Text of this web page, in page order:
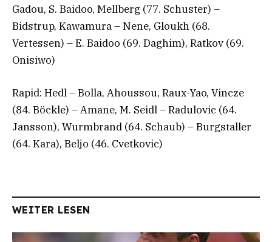
Gadou, S. Baidoo, Mellberg (77. Schuster) –
Bidstrup, Kawamura – Nene, Gloukh (68.
Vertessen) – E. Baidoo (69. Daghim), Ratkov (69.
Onisiwo)
Rapid: Hedl – Bolla, Ahoussou, Raux-Yao, Vincze
(84. Böckle) – Amane, M. Seidl – Radulovic (64.
Jansson), Wurmbrand (64. Schaub) – Burgstaller
(64. Kara), Beljo (46. Cvetkovic)
WEITER LESEN